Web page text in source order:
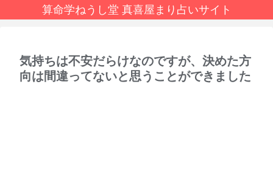
算命学ねうし堂 真喜屋まり占いサイト
気持ちは不安だらけなのですが、決めた方
向は間違ってないと思うことができました